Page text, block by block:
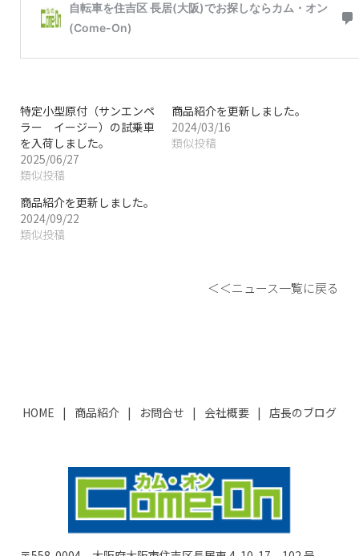
特定小型原付（サンエンペ
ラー イージー）の試乗車
を入荷しました。
2025/06/27
類似投稿
商品紹介を更新しました。
2024/03/16
類似投稿
商品紹介を更新しました。
2024/09/22
類似投稿
＜＜ニュース一覧に戻る
HOME 商品紹介 お問合せ 会社概要 店長のブログ